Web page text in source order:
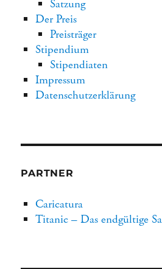
Satzung
Der Preis
Preisträger
Stipendium
Stipendiaten
Impressum
Datenschutzerklärung
PARTNER
Caricatura
Titanic – Das endgültige